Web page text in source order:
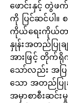
ဖောင်းနှင့် တွဲဖ
ကို ပြင်ဆင်ပါ
ကိုယ်ရေးကိုယ်တ
နှုန်းအတည်ပြုခ
အားဖြင့် တိုက်ရို
သော်လည်း အပ
သော အတည်ပြု
အမှာစာစီးဆင်